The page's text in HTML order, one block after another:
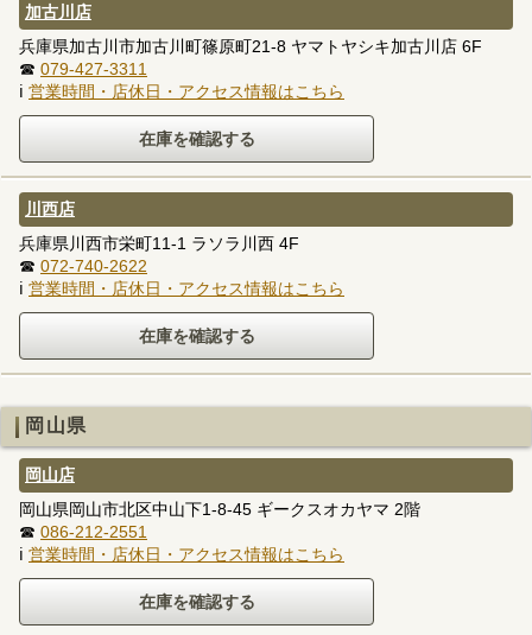
加古川店
兵庫県加古川市加古川町篠原町21-8 ヤマトヤシキ加古川店 6F
☎ 079-427-3311
ℹ 営業時間・店休日・アクセス情報はこちら
川西店
兵庫県川西市栄町11-1 ラソラ川西 4F
☎ 072-740-2622
ℹ 営業時間・店休日・アクセス情報はこちら
岡山県
岡山店
岡山県岡山市北区中山下1-8-45 ギークスオカヤマ 2階
☎ 086-212-2551
ℹ 営業時間・店休日・アクセス情報はこちら